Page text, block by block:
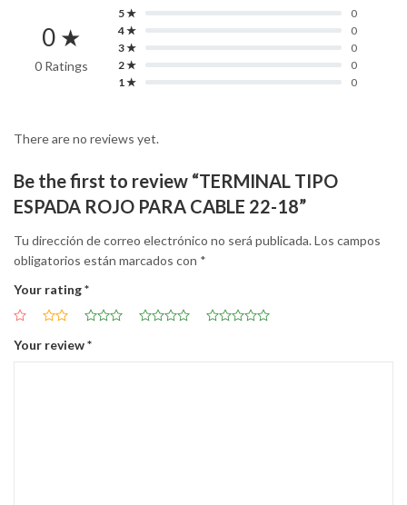
0 ★
0 Ratings
5 ★
0
4 ★
0
3 ★
0
2 ★
0
1 ★
0
There are no reviews yet.
Be the first to review “TERMINAL TIPO
ESPADA ROJO PARA CABLE 22-18”
Tu dirección de correo electrónico no será publicada.Los campos
obligatorios están marcados con *
Your rating*
Your review*